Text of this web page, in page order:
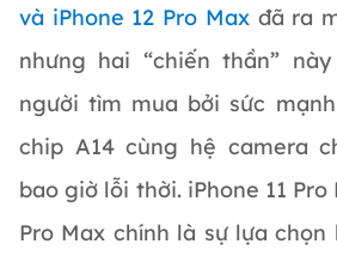
và iPhone 12 Pro Maxđã ra
nhưng hai “chiến thần”
người tìm mua bởi sức
chip A14 cùng hệ camera
bao giờ lỗi thời. iPhone 11 Pro
Pro Max chính là sự lựa